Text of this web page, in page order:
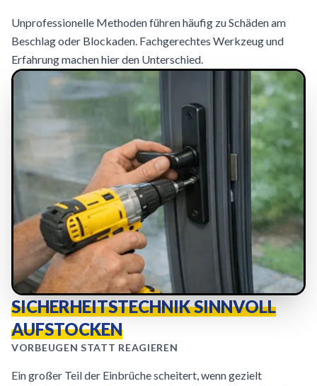
Unprofessionelle Methoden führen häufig zu Schäden am
Beschlag oder Blockaden. Fachgerechtes Werkzeug und
Erfahrung machen hier den Unterschied.
SICHERHEITSTECHNIK SINNVOLL
AUFSTOCKEN
VORBEUGEN STATT REAGIEREN
Ein großer Teil der Einbrüche scheitert, wenn gezielt